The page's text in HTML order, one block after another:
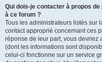
Qui dois-je contacter à propos de
à ce forum ?
Tous les administrateurs listés sur
contact approprié concernant ces
réponse de leur part, vous devriez
(dont les informations sont
celui-ci fonctionne sur un service